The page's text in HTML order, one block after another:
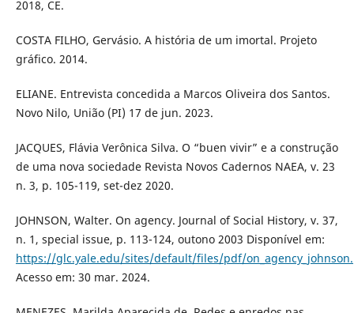
2018, CE.
COSTA FILHO, Gervásio. A história de um imortal. Projeto
gráfico. 2014.
ELIANE. Entrevista concedida a Marcos Oliveira dos Santos.
Novo Nilo, União (PI) 17 de jun. 2023.
JACQUES, Flávia Verônica Silva. O “buen vivir” e a construção
de uma nova sociedade Revista Novos Cadernos NAEA, v. 23
n. 3, p. 105-119, set-dez 2020.
JOHNSON, Walter. On agency. Journal of Social History, v. 37,
n. 1, special issue, p. 113-124, outono 2003 Disponível em:
https://glc.yale.edu/sites/default/files/pdf/
Acesso em: 30 mar. 2024.